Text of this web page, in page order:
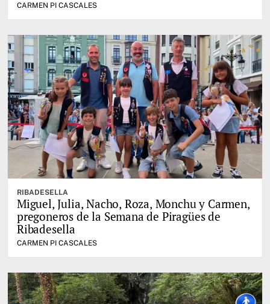
CARMEN PI CASCALES
RIBADESELLA
Miguel, Julia, Nacho, Roza, Monchu y Carmen,
pregoneros de la Semana de Piragües de
Ribadesella
CARMEN PI CASCALES